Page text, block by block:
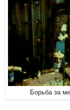
Борьба за